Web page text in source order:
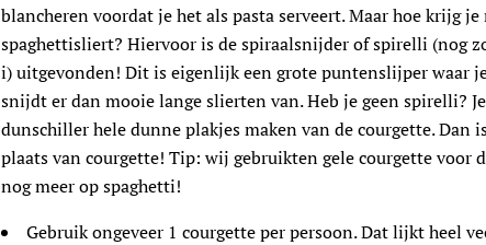
blancheren voordat je het als pasta serveert. Maar hoe krijg
spaghettisliert? Hiervoor is de spiraalsnijder of spirelli (nog
i) uitgevonden! Dit is eigenlijk een grote puntenslijper waar
snijdt er dan mooie lange slierten van. Heb je geen spirelli?
dunschiller hele dunne plakjes maken van de courgette. Dan
plaats van courgette! Tip: wij gebruikten gele courgette voor
nog meer op spaghetti!
Gebruik ongeveer 1 courgette per persoon. Dat lijkt heel